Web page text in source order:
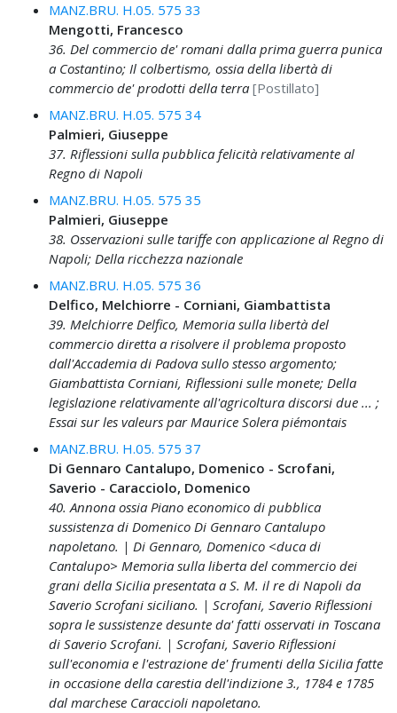
MANZ.BRU. H.05. 575 33
Mengotti, Francesco
36. Del commercio de' romani dalla prima guerra punica
a Costantino; Il colbertismo, ossia della libertà di
commercio de' prodotti della terra [Postillato]
MANZ.BRU. H.05. 575 34
Palmieri, Giuseppe
37. Riflessioni sulla pubblica felicità relativamente al
Regno di Napoli
MANZ.BRU. H.05. 575 35
Palmieri, Giuseppe
38. Osservazioni sulle tariffe con applicazione al Regno di
Napoli; Della ricchezza nazionale
MANZ.BRU. H.05. 575 36
Delfico, Melchiorre - Corniani, Giambattista
39. Melchiorre Delfico, Memoria sulla libertà del
commercio diretta a risolvere il problema proposto
dall'Accademia di Padova sullo stesso argomento;
Giambattista Corniani, Riflessioni sulle monete; Della
legislazione relativamente all'agricoltura discorsi due ... ;
Essai sur les valeurs par Maurice Solera piémontais
MANZ.BRU. H.05. 575 37
Di Gennaro Cantalupo, Domenico - Scrofani,
Saverio - Caracciolo, Domenico
40. Annona ossia Piano economico di pubblica
sussistenza di Domenico Di Gennaro Cantalupo
napoletano. | Di Gennaro, Domenico <duca di
Cantalupo> Memoria sulla liberta del commercio dei
grani della Sicilia presentata a S. M. il re di Napoli da
Saverio Scrofani siciliano. | Scrofani, Saverio Riflessioni
sopra le sussistenze desunte da' fatti osservati in Toscana
di Saverio Scrofani. | Scrofani, Saverio Riflessioni
sull'economia e l'estrazione de' frumenti della Sicilia fatte
in occasione della carestia dell'indizione 3., 1784 e 1785
dal marchese Caraccioli napoletano.